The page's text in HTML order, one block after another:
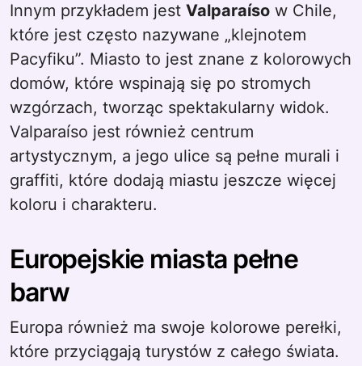
Innym przykładem jest Valparaíso w Chile,
które jest często nazywane „klejnotem
Pacyfiku”. Miasto to jest znane z kolorowych
domów, które wspinają się po stromych
wzgórzach, tworząc spektakularny widok.
Valparaíso jest również centrum
artystycznym, a jego ulice są pełne murali i
graffiti, które dodają miastu jeszcze więcej
koloru i charakteru.
Europejskie miasta pełne
barw
Europa również ma swoje kolorowe perełki,
które przyciągają turystów z całego świata.